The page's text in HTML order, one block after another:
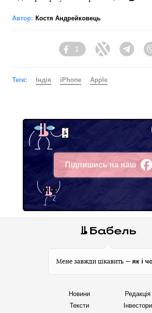
Автор: Костя Андрейковець
Facebook
1
Twitter
Теги: Індія iPhone Apple
Підпишись на наш
Facebook
Мене завжди цікавить — як і
Новини
Тексти
Редакція
Інвестори